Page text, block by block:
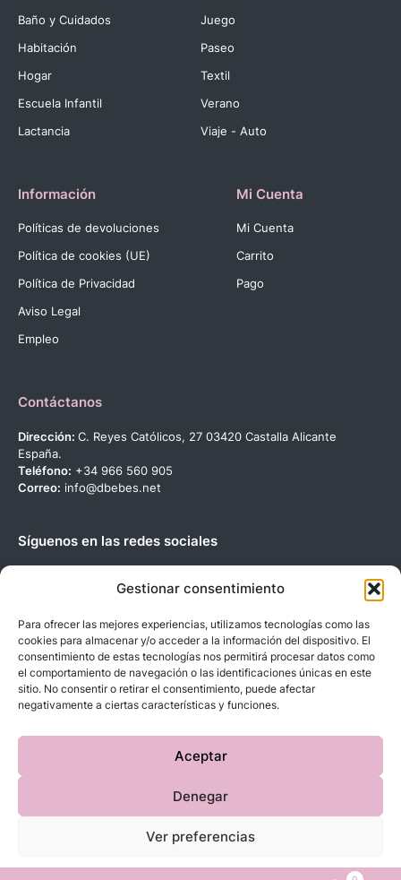
Gestionar consentimiento
Para ofrecer las mejores experiencias, utilizamos tecnologías como las
cookies para almacenar y/o acceder a la información del dispositivo. El
consentimiento de estas tecnologías nos permitirá procesar datos como
el comportamiento de navegación o las identificaciones únicas en este
sitio. No consentir o retirar el consentimiento, puede afectar
negativamente a ciertas características y funciones.
Aceptar
Denegar
Ver preferencias
Baño y Cuidados
Habitación
Hogar
Escuela Infantil
Lactancia
Juego
Paseo
Textil
Verano
Viaje - Auto
Información
Políticas de devoluciones
Política de cookies (UE)
Política de Privacidad
Aviso Legal
Empleo
Mi Cuenta
Mi Cuenta
Carrito
Pago
Contáctanos
Dirección: C. Reyes Católicos, 27 03420 Castalla Alicante
España.
Teléfono: +34 966 560 905
Correo: info@dbebes.net
Síguenos en las redes sociales
Copyright © 2023 D’BeBe’S. Todos los derechos reservados.